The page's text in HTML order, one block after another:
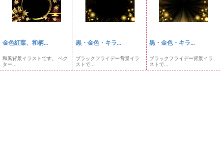
金色紅葉、和柄...
和風背景イラストです。 ベク
ター...
黒・金色・キラ...
ブラックフライデー背景イラ
ストで...
黒・金色・キラ...
ブラックフライデー背景イラ
ストで...